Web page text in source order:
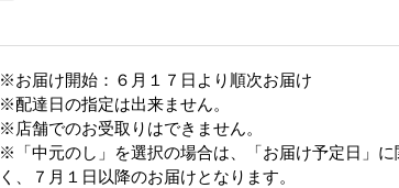
※お届け開始：６月１７日より順次お届け
※配達日の指定は出来ません。
※店舗でのお受取りはできません。
※「中元のし」を選択の場合は、「お届け予定日」に
く、７月１日以降のお届けとなります。